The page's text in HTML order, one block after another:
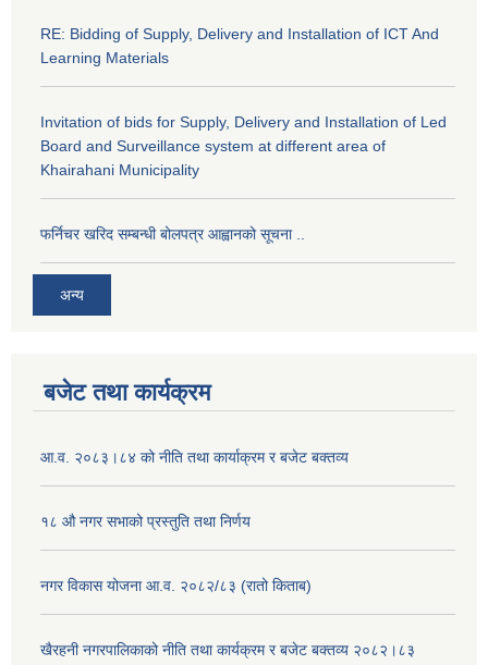
RE: Bidding of Supply, Delivery and Installation of ICT And
Learning Materials
Invitation of bids for Supply, Delivery and Installation of Led
Board and Surveillance system at different area of
Khairahani Municipality
फर्निचर खरिद सम्बन्धी बोलपत्र आह्वानको सूचना ..
अन्य
बजेट तथा कार्यक्रम
आ.व. २०८३।८४ को नीति तथा कार्याक्रम र बजेट बक्तव्य
१८ औ नगर सभाको प्रस्तुति तथा निर्णय
नगर विकास योजना आ.व. २०८२/८३ (रातो किताब)
खैरहनी नगरपालिकाको नीति तथा कार्यक्रम र बजेट बक्तव्य २०८२।८३